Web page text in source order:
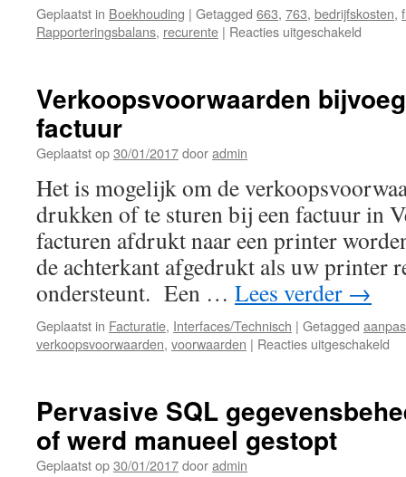
Geplaatst in Boekhouding | Getagged 663, 763, bedrijfskosten,
Rapporteringsbalans, recurente | Reacties uitgeschakeld
de
niet
Verkoopsvoorwaarden
factuur
Geplaatst op30/01/2017dooradmin
Het is mogelijk om de
drukken of te sturen bij een factuur in
facturen afdrukt naar een printer
de achterkant afgedrukt als uw printer
ondersteunt. Een … Lees verder →
Geplaatst in Facturatie, Interfaces/Technisch | Getagged
verkoopsvoorwaarden, voorwaarden | Reacties uitgeschakeld
uw
Pervasive SQL
of werd manueel gestopt
Geplaatst op30/01/2017dooradmin